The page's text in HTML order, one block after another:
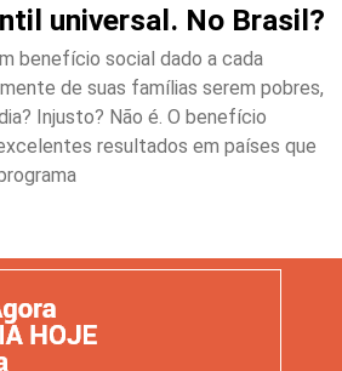
universal. No Brasil?
benefício social dado a cada
de suas famílias serem pobres,
Injusto? Não é. O benefício
resultados em países que